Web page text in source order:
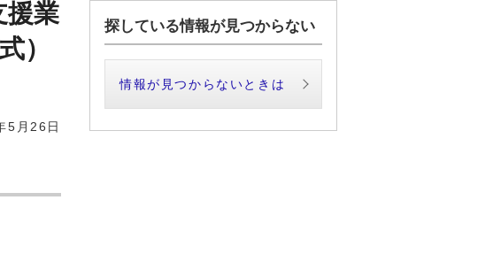
援業
）
5月26日
探している情報が見つからない
情報が見つからないときは